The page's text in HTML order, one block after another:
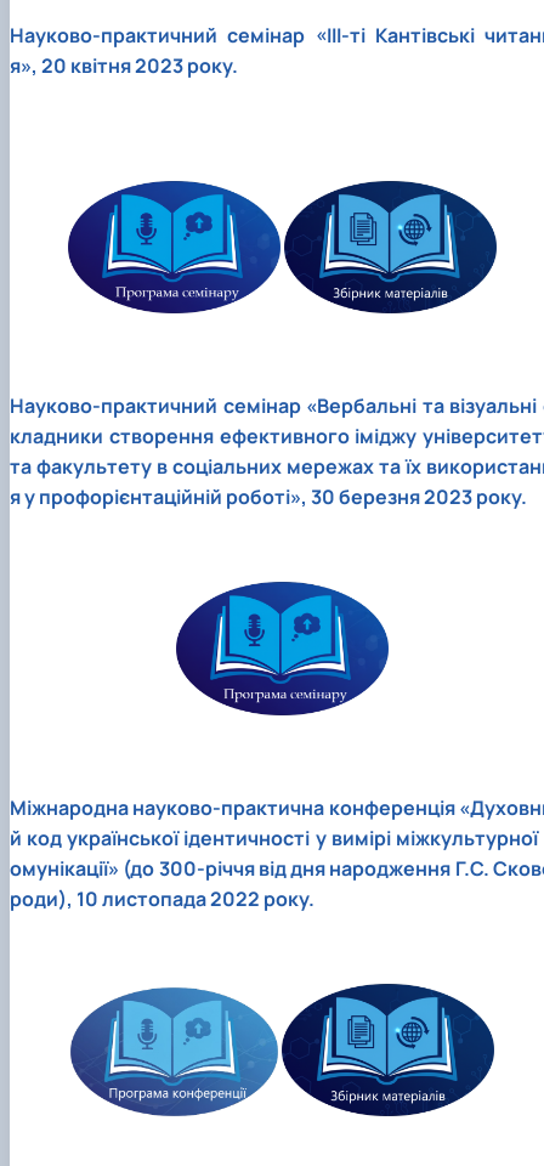
Науково-практичний семінар «ІІІ-ті Кантівські
я», 20 квітня 2023 року.
Науково-практичний семінар «Вербальні та візуальні
кладники створення ефективного іміджу
та факультету в соціальних мережах та їх
я у профорієнтаційній роботі», 30 березня 2023 року.
Міжнародна науково-практична конференція
й код української ідентичності у вимірі міжкультурної
омунікації» (до 300-річчя від дня народження Г.С.
роди), 10 листопада 2022 року.